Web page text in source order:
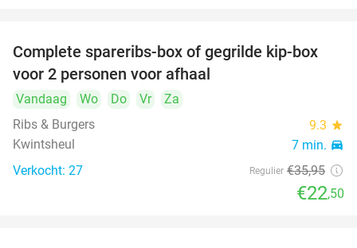
37%
Complete spareribs-box of gegrilde kip-box
voor 2 personen voor afhaal
Vandaag Wo Do Vr
Za
Ribs & Burgers
9.3 star
Kwintsheul 7 min. directions_car
Verkocht: 27 Regulier €35,95
€22,50